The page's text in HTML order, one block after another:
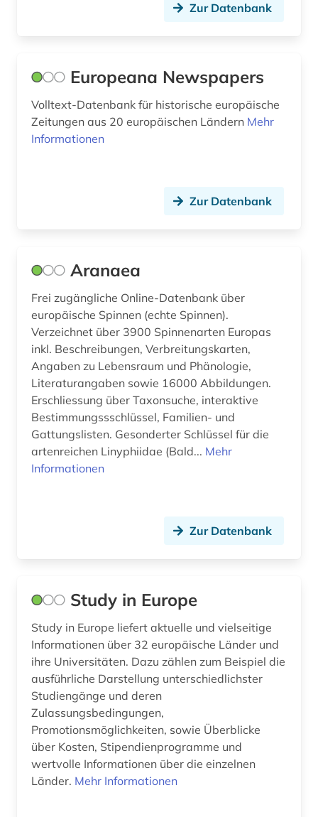
druckwerk (1)
dynastie (1)
dänemark (1)
elektronische ressource (1)
emissionen (1)
energiewirtschaft (1)
entscheidungsträger (1)
entwicklung (1)
entwicklungen (1)
erzählung (1)
eu (1)
europäische kommission (1)
europäische union (5)
f&amp;e (1)
fachportal (1)
fakten (1)
fauna (1)
fernsehen (1)
Zur Datenbank
Europeana Newspapers
Volltext-Datenbank für historische europäische
Zeitungen aus 20 europäischen Ländern Mehr
Informationen
Zur Datenbank
Aranaea
Frei zugängliche Online-Datenbank über
europäische Spinnen (echte Spinnen).
Verzeichnet über 3900 Spinnenarten Europas
inkl. Beschreibungen, Verbreitungskarten,
Angaben zu Lebensraum und Phänologie,
Literaturangaben sowie 16000 Abbildungen.
Erschliessung über Taxonsuche, interaktive
Bestimmungssschlüssel, Familien- und
Gattungslisten. Gesonderter Schlüssel für die
artenreichen Linyphiidae (Bald... Mehr
Informationen
Zur Datenbank
Study in Europe
Study in Europe liefert aktuelle und vielseitige
Informationen über 32 europäische Länder und
ihre Universitäten. Dazu zählen zum Beispiel die
ausführliche Darstellung unterschiedlichster
Studiengänge und deren
Zulassungsbedingungen,
Promotionsmöglichkeiten, sowie Überblicke
über Kosten, Stipendienprogramme und
wertvolle Informationen über die einzelnen
Länder. Mehr Informationen